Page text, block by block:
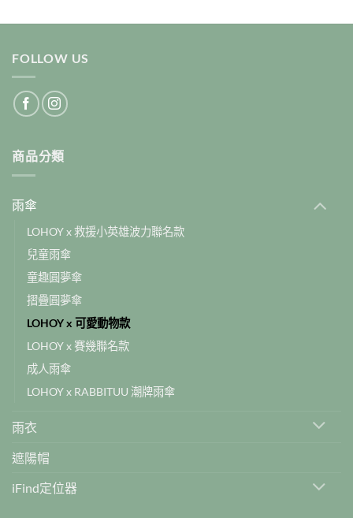
FOLLOW US
商品分類
雨傘
LOHOY x 救援小英雄波力聯名款
兒童雨傘
童趣圓夢傘
摺疊圓夢傘
LOHOY x 可愛動物款
LOHOY x 賽幾聯名款
成人雨傘
LOHOY x RABBITUU 潮牌雨傘
雨衣
遮陽帽
iFind定位器